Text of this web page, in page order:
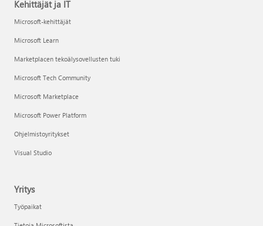
Kehittäjät ja IT
Microsoft-kehittäjät
Microsoft Learn
Marketplacen tekoälysovellusten tuki
Microsoft Tech Community
Microsoft Marketplace
Microsoft Power Platform
Ohjelmistoyritykset
Visual Studio
Yritys
Työpaikat